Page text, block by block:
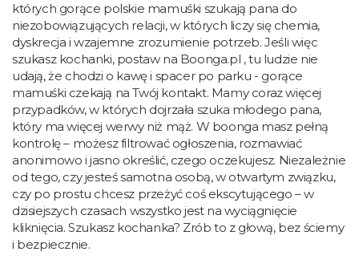
których gorące polskie mamuśki szukają pana do
niezobowiązujących relacji, w których liczy się chemia,
dyskrecja i wzajemne zrozumienie potrzeb. Jeśli więc
szukasz kochanki, postaw na Boonga.pl , tu ludzie nie
udają, że chodzi o kawę i spacer po parku - gorące
mamuśki czekają na Twój kontakt. Mamy coraz więcej
przypadków, w których dojrzała szuka młodego pana,
który ma więcej werwy niż mąż. W boonga masz pełną
kontrolę – możesz filtrować ogłoszenia, rozmawiać
anonimowo i jasno określić, czego oczekujesz. Niezależnie
od tego, czy jesteś samotna osobą, w otwartym związku,
czy po prostu chcesz przeżyć coś ekscytującego – w
dzisiejszych czasach wszystko jest na wyciągnięcie
kliknięcia. Szukasz kochanka? Zrób to z głową, bez ściemy
i bezpiecznie.